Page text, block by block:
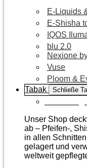
E-Liquids
E-Shisha
IQOS
blu 2.0
Nexione
Vuse
Ploom &
Tabak
Schließe
Unser Shop
ab – Pfeifen-,
in allen
gelagert und
weltweit